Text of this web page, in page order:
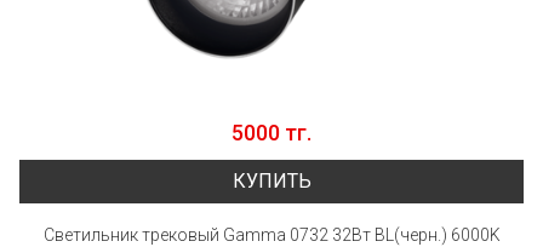
5000 тг.
КУПИТЬ
Светильник трековый Gamma 0732 32Вт BL(черн.) 6000K